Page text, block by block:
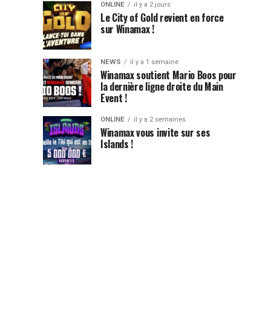
ONLINE il y a 2 jours
Le City of Gold revient en force
sur Winamax !
NEWS il y a 1 semaine
Winamax soutient Mario Boos pour
la dernière ligne droite du Main
Event !
ONLINE il y a 2 semaines
Winamax vous invite sur ses
Islands !